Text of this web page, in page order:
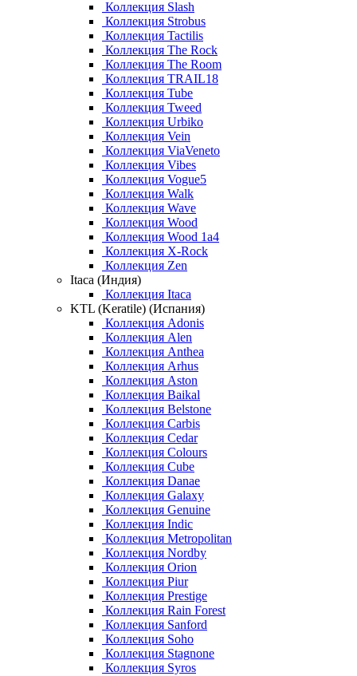
Коллекция Slash
Коллекция Strobus
Коллекция Tactilis
Коллекция The Rock
Коллекция The Room
Коллекция TRAIL18
Коллекция Tube
Коллекция Tweed
Коллекция Urbiko
Коллекция Vein
Коллекция ViaVeneto
Коллекция Vibes
Коллекция Vogue5
Коллекция Walk
Коллекция Wave
Коллекция Wood
Коллекция Wood 1a4
Коллекция X-Rock
Коллекция Zen
Itaca (Индия)
Коллекция Itaca
KTL (Keratile) (Испания)
Коллекция Adonis
Коллекция Alen
Коллекция Anthea
Коллекция Arhus
Коллекция Aston
Коллекция Baikal
Коллекция Belstone
Коллекция Carbis
Коллекция Cedar
Коллекция Colours
Коллекция Cube
Коллекция Danae
Коллекция Galaxy
Коллекция Genuine
Коллекция Indic
Коллекция Metropolitan
Коллекция Nordby
Коллекция Orion
Коллекция Piur
Коллекция Prestige
Коллекция Rain Forest
Коллекция Sanford
Коллекция Soho
Коллекция Stagnone
Коллекция Syros